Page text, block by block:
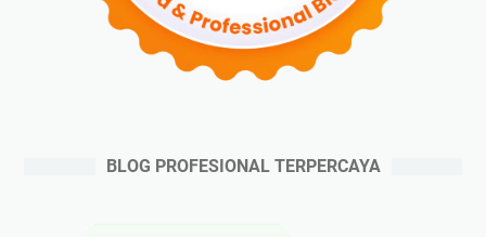
BLOG PROFESIONAL TERPERCAYA